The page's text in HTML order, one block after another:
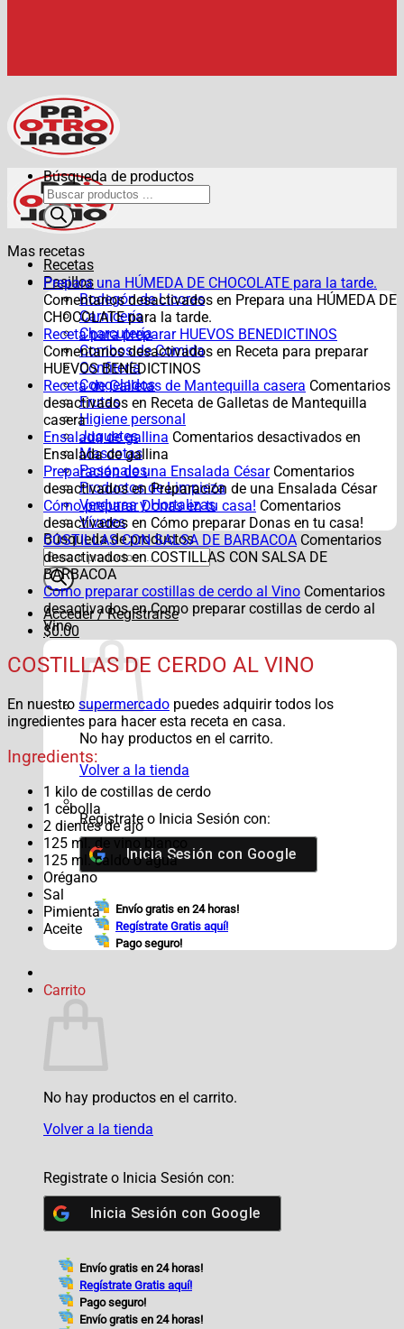
Recetas
Pasillos
Bodegón de Licores
Carnicería
Charcutería
Combos de Comida
Confitería
Congelados
Frutas
Higiene personal
Juguetes
Mascotas
Pasapalos
Productos de Limpieza
Verduras y Hortalizas
Víveres
Búsqueda de productos
Acceder / Registrarse
$0.00
No hay productos en el carrito.
Volver a la tienda
Registrate o Inicia Sesión con:
Inicia Sesión con Google
Envío gratis en 24 horas!
Regístrate Gratis aquí!
Pago seguro!
Carrito
No hay productos en el carrito.
Volver a la tienda
Registrate o Inicia Sesión con:
Inicia Sesión con Google
Envío gratis en 24 horas!
Regístrate Gratis aquí!
Pago seguro!
Envío gratis en 24 horas!
Búsqueda de productos
Mas recetas
Prepara una HÚMEDA DE CHOCOLATE para la tarde.
Comentarios desactivados en Prepara una HÚMEDA DE
CHOCOLATE para la tarde.
Receta para preparar HUEVOS BENEDICTINOS
Comentarios desactivados en Receta para preparar
HUEVOS BENEDICTINOS
Receta de Galletas de Mantequilla casera Comentarios
desactivados en Receta de Galletas de Mantequilla
casera
Ensalada de gallina Comentarios desactivados en
Ensalada de gallina
Preparación de una Ensalada César Comentarios
desactivadosen Preparación de una Ensalada César
Cómo preparar Donas en tu casa! Comentarios
desactivados en Cómo preparar Donas en tu casa!
COSTILLAS CON SALSA DE BARBACOA Comentarios
desactivadosen COSTILLAS CON SALSA DE
BARBACOA
Como preparar costillas de cerdo al Vino Comentarios
desactivadosen Como preparar costillas de cerdo al
Vino
COSTILLAS DE CERDO AL VINO
En nuestro supermercado puedes adquirir todos los
ingredientes para hacer esta receta en casa.
Ingredients:
1 kilo de costillas de cerdo
1 cebolla
2 dientes de ajo
125 ml. de vino blanco
125 ml. caldo o agua
Orégano
Sal
Pimienta
Aceite